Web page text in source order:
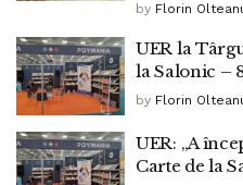
by Florin
UER la
la Salonic –
by Florin
UER: „A
Carte de la